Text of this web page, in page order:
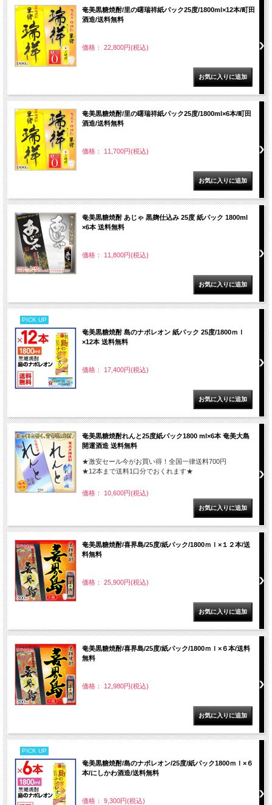
奄美黒糖焼酎/里の曙瑞祥紙パック25度/1800ml×12本/町田
酒造/送料無料
価格： 22,800円(税込)
奄美黒糖焼酎/里の曙瑞祥紙パック25度/1800ml×6本/町田
酒造/送料無料
価格： 11,700円(税込)
奄美黒糖焼酎 あじゃ 黒麹仕込み 25度 紙パック 1800ml
×6本 送料無料
価格： 11,800円(税込)
PICK UP
奄美黒糖焼酎 島のナポレオン 紙パック 25度/1800ｍｌ
×12本 送料無料
価格： 17,400円(税込)
奄美黒糖焼酎れんと25度紙パック1800 ml×6本 奄美大島
開運酒造 送料無料
★激安セール今がお買い得！全国一律送料700円
★12本まで送料1口分でおくれます★
価格： 10,600円(税込)
奄美黒糖焼酎/喜界島/25度/紙パック/1800ｍｌ×１２本/送
料無料
価格： 25,900円(税込)
奄美黒糖焼酎/喜界島/25度/紙パック/1800ｍｌ×６本/送料
無料
価格： 12,980円(税込)
PICK UP
奄美黒糖焼酎/島のナポレオン/25度/紙パック1800ｍｌ×６
本/にしかわ酒造/送料無料
価格： 9,300円(税込)